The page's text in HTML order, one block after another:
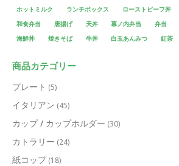
ホットミルク
ランチボックス ローストビーフ丼
和食弁当
唐揚げ 天丼 幕ノ内弁当 弁当
海鮮丼
焼きそば 牛丼 白玉あんみつ 紅茶
商品カテゴリー
プレート (5)
イタリアン (45)
カップ / カップホルダー (30)
カトラリー (24)
紙コップ (18)